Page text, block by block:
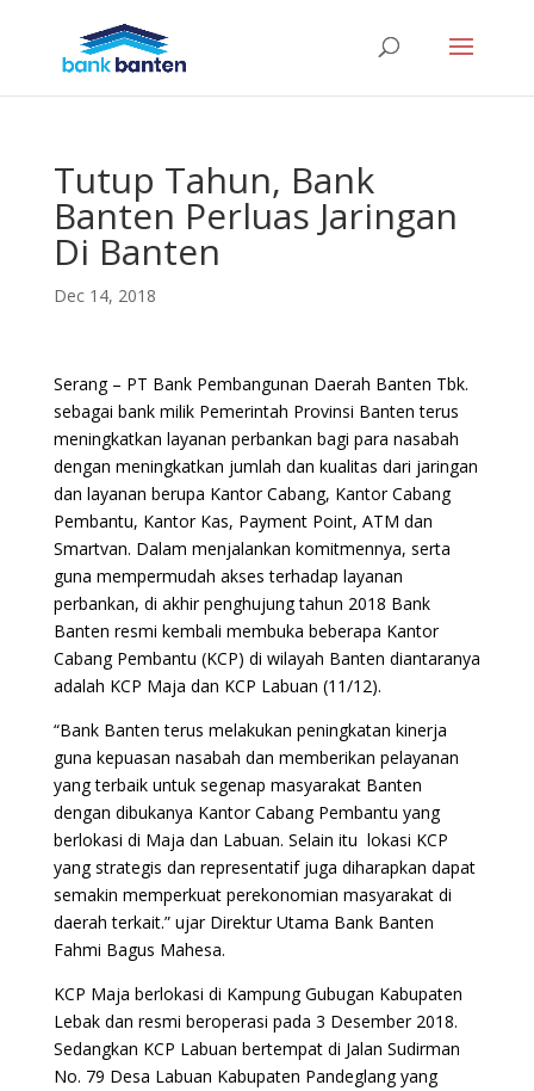
Tutup Tahun, Bank
Banten Perluas Jaringan
Di Banten
Dec 14, 2018
Serang – PT Bank Pembangunan Daerah Banten Tbk.
sebagai bank milik Pemerintah Provinsi Banten terus
meningkatkan layanan perbankan bagi para nasabah
dengan meningkatkan jumlah dan kualitas dari jaringan
dan layanan berupa Kantor Cabang, Kantor Cabang
Pembantu, Kantor Kas, Payment Point, ATM dan
Smartvan. Dalam menjalankan komitmennya, serta
guna mempermudah akses terhadap layanan
perbankan, di akhir penghujung tahun 2018 Bank
Banten resmi kembali membuka beberapa Kantor
Cabang Pembantu (KCP) di wilayah Banten diantaranya
adalah KCP Maja dan KCP Labuan (11/12).
“Bank Banten terus melakukan peningkatan kinerja
guna kepuasan nasabah dan memberikan pelayanan
yang terbaik untuk segenap masyarakat Banten
dengan dibukanya Kantor Cabang Pembantu yang
berlokasi di Maja dan Labuan. Selain itu lokasi KCP
yang strategis dan representatif juga diharapkan dapat
semakin memperkuat perekonomian masyarakat di
daerah terkait.” ujar Direktur Utama Bank Banten
Fahmi Bagus Mahesa.
KCP Maja berlokasi di Kampung Gubugan Kabupaten
Lebak dan resmi beroperasi pada 3 Desember 2018.
Sedangkan KCP Labuan bertempat di Jalan Sudirman
No. 79 Desa Labuan Kabupaten Pandeglang yang